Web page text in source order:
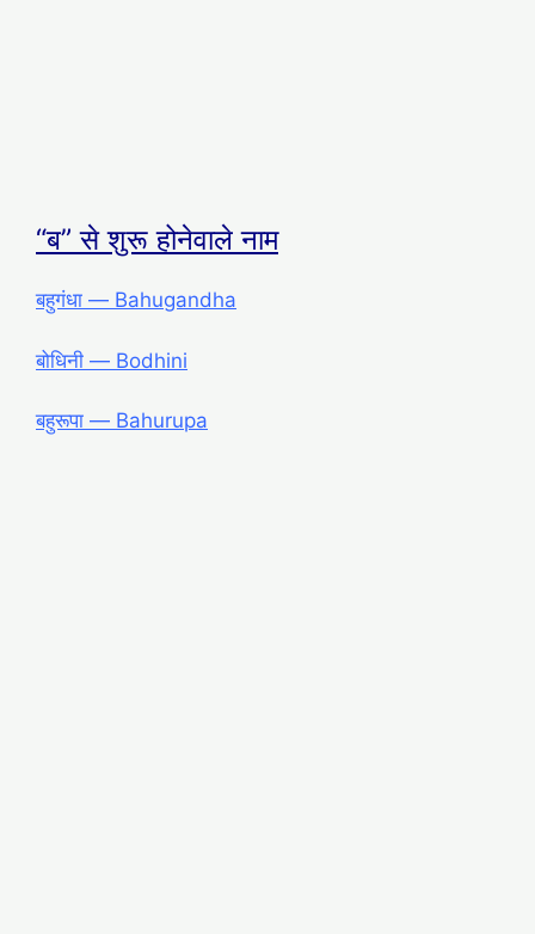
“ब” से शुरू होनेवाले नाम
बहुगंधा ― Bahugandha
बोधिनी ― Bodhini
बहुरूपा ― Bahurupa